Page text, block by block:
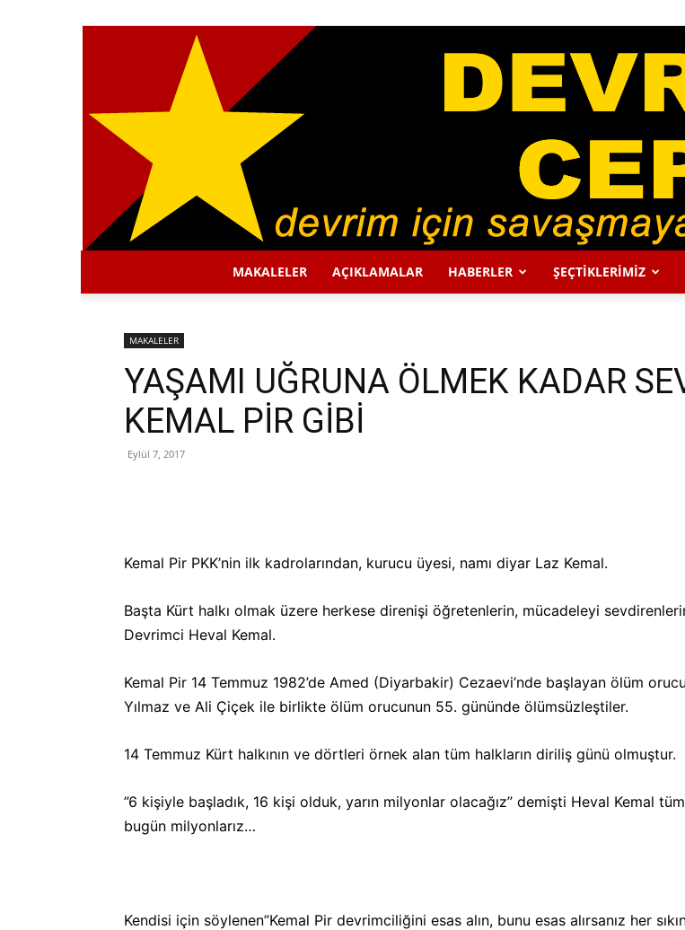
MAKALELER AÇIKLAMALAR HABERLER ŞEÇTİKLERİMİZ
MAKALELER
YAŞAMI UĞRUNA ÖLMEK KADAR
KEMAL PİR GİBİ
Eylül 7, 2017
Kemal Pir PKK’nin ilk kadrolarından, kurucu üyesi, namı diyar Laz Kemal.
Başta Kürt halkı olmak üzere herkese direnişi öğretenlerin, mücadeleyi
Devrimci Heval Kemal.
Kemal Pir 14 Temmuz 1982’de Amed (Diyarbakir) Cezaevi’nde başlayan ölüm orucu
Yılmaz ve Ali Çiçek ile birlikte ölüm orucunun 55. gününde ölümsüzleştiler.
14 Temmuz Kürt halkının ve dörtleri örnek alan tüm halkların diriliş günü olmuştur.
”6 kişiyle başladık, 16 kişi olduk, yarın milyonlar olacağız” demişti Heval Kemal
bugün milyonlarız…
Kendisi için söylenen”Kemal Pir devrimciliğini esas alın, bunu esas alırsanız her